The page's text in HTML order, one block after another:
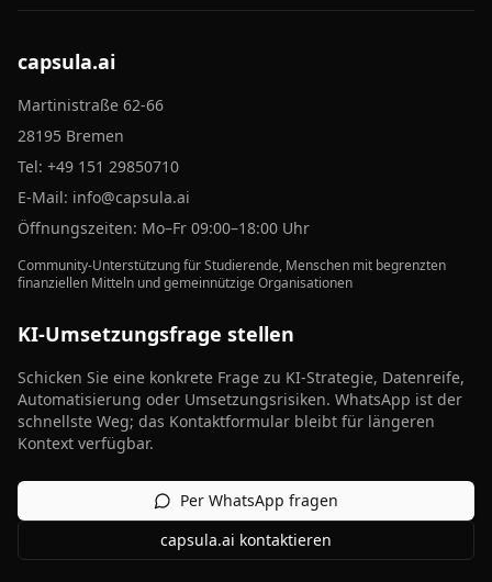
capsula.ai
Martinistraße 62-66
28195 Bremen
Tel: +49 151 29850710
E-Mail: info@capsula.ai
Öffnungszeiten: Mo–Fr 09:00–18:00 Uhr
Community-Unterstützung für Studierende, Menschen mit begrenzten
finanziellen Mitteln und gemeinnützige Organisationen
KI-Umsetzungsfrage stellen
Schicken Sie eine konkrete Frage zu KI-Strategie, Datenreife,
Automatisierung oder Umsetzungsrisiken. WhatsApp ist der
schnellste Weg; das Kontaktformular bleibt für längeren
Kontext verfügbar.
Per WhatsApp fragen
capsula.ai kontaktieren